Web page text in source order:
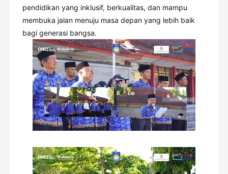
pendidikan yang inklusif, berkualitas, dan mampu
membuka jalan menuju masa depan yang lebih baik
bagi generasi bangsa.